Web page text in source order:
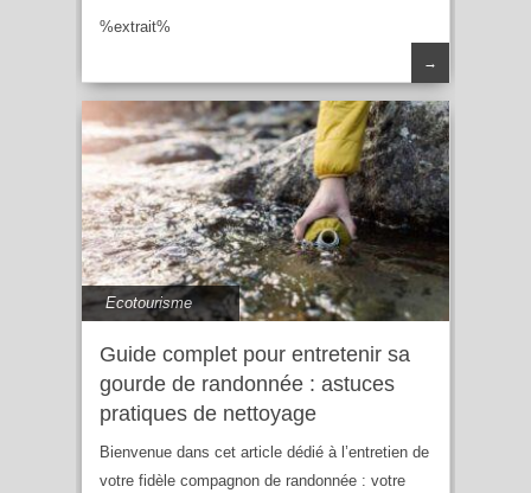
%extrait%
→
Ecotourisme
Guide complet pour entretenir sa
gourde de randonnée : astuces
pratiques de nettoyage
Bienvenue dans cet article dédié à l’entretien de
votre fidèle compagnon de randonnée : votre